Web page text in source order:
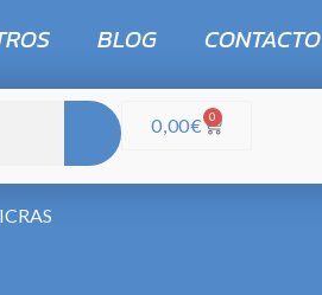
BLOG CONTACTO
0,00€ 0